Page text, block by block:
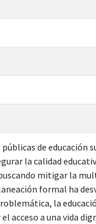
de educación
la calidad
mitigar la
formal ha
la
acceso a una vida